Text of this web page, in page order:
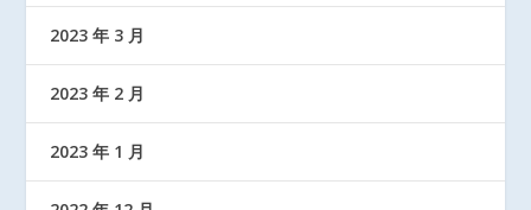
2023 年 3 月
2023 年 2 月
2023 年 1 月